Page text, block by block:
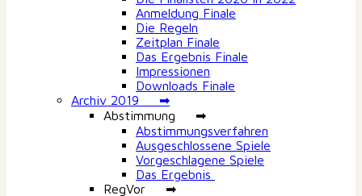
Anmeldung Finale
Die Regeln
Zeitplan Finale
Das Ergebnis Finale
Impressionen
Downloads Finale
Archiv 2019 ➡
Abstimmung ➡
Abstimmungsverfahren
Ausgeschlossene Spiele
Vorgeschlagene Spiele
Das Ergebnis
RegVor ➡